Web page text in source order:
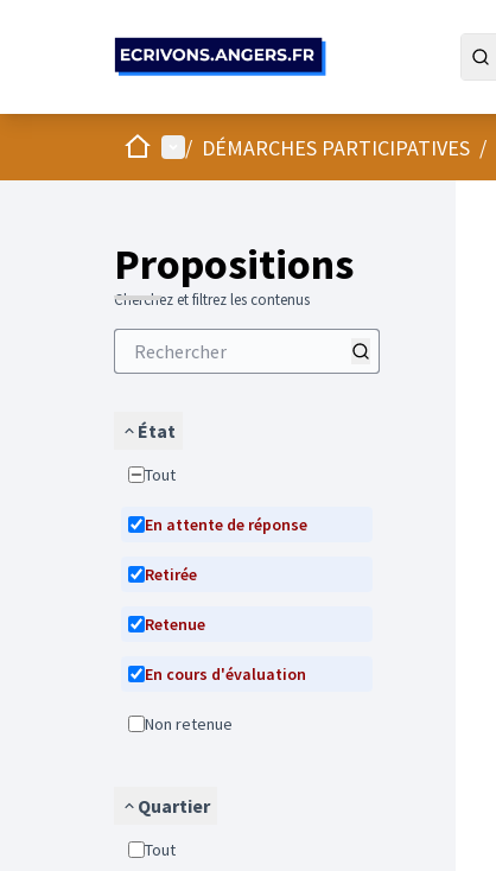
AccueilMenu principal
/ DÉMARCHES PARTICIPATIVES /
Propositions
Cherchez et filtrez les contenus
État
Tout
En attente de réponse
Retirée
Retenue
En cours d'évaluation
Non retenue
Quartier
Tout